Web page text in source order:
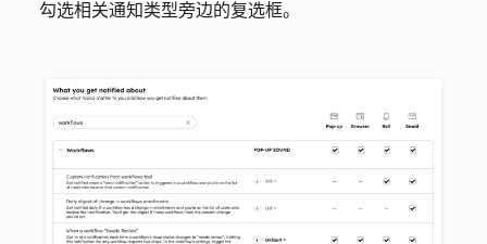
勾选相关通知类型旁边的复选框。